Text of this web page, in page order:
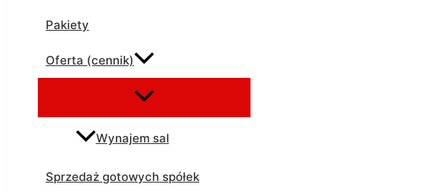
Pakiety
Oferta (cennik)
Wynajem sal
Sprzedaż gotowych spółek